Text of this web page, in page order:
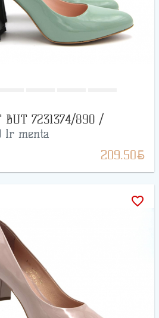
BUT 7231374/890 /
lr menta
209.50BYN
favorite_border